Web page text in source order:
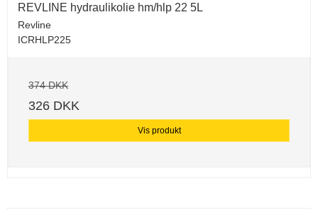
REVLINE hydraulikolie hm/hlp 22 5L
Revline
ICRHLP225
374 DKK
326 DKK
Vis produkt